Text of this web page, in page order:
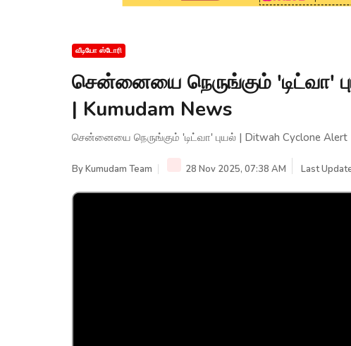
வீடியோ ஸ்டோரி
சென்னையை நெருங்கும் 'டிட்வா'
| Kumudam News
சென்னையை நெருங்கும் 'டிட்வா' புயல் | Ditwah Cyclone Alert
ByKumudam Team 28 Nov 2025, 07:38 AM Last